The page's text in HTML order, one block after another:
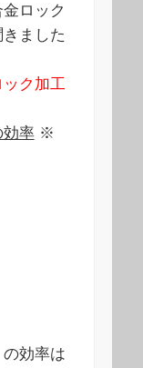
ロック
ました
ク加工
効率※
効率は